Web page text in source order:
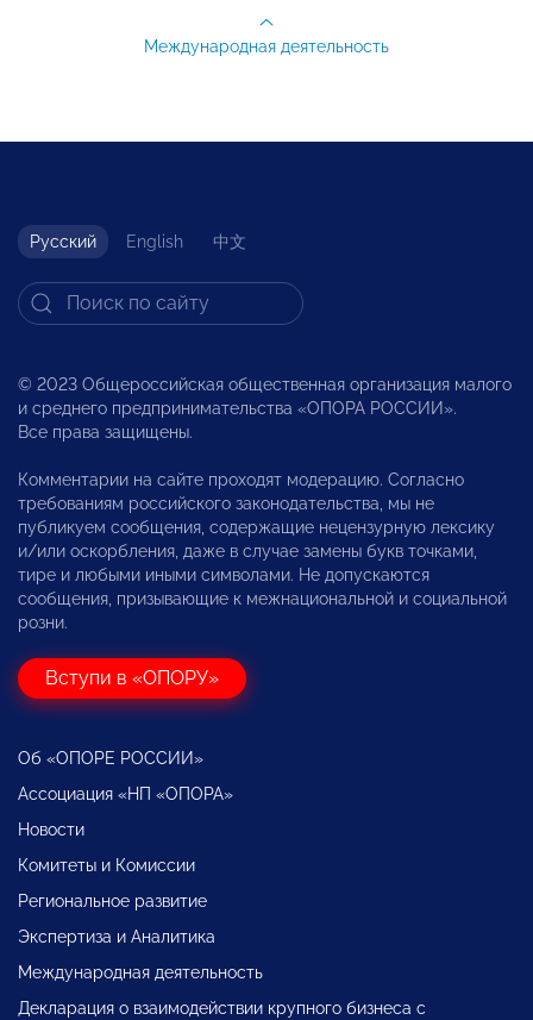
Международная деятельность
Русский English 中文
© 2023 Общероссийская общественная организация малого
и среднего предпринимательства «ОПОРА РОССИИ».
Все права защищены.
Комментарии на сайте проходят модерацию. Согласно
требованиям российского законодательства, мы не
публикуем сообщения, содержащие нецензурную лексику
и/или оскорбления, даже в случае замены букв точками,
тире и любыми иными символами. Не допускаются
сообщения, призывающие к межнациональной и социальной
розни.
Вступи в «ОПОРУ»
Об «ОПОРЕ РОССИИ»
Ассоциация «НП «ОПОРА»
Новости
Комитеты и Комиссии
Региональное развитие
Экспертиза и Аналитика
Международная деятельность
Декларация о взаимодействии крупного бизнеса с